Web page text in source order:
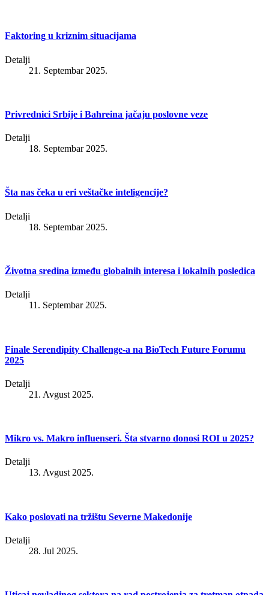
Faktoring u kriznim situacijama
Detalji
21. Septembar 2025.
Privrednici Srbije i Bahreina jačaju poslovne veze
Detalji
18. Septembar 2025.
Šta nas čeka u eri veštačke inteligencije?
Detalji
18. Septembar 2025.
Životna sredina između globalnih interesa i lokalnih posledica
Detalji
11. Septembar 2025.
Finale Serendipity Challenge-a na BioTech Future Forumu
2025
Detalji
21. Avgust 2025.
Mikro vs. Makro influenseri. Šta stvarno donosi ROI u 2025?
Detalji
13. Avgust 2025.
Kako poslovati na tržištu Severne Makedonije
Detalji
28. Jul 2025.